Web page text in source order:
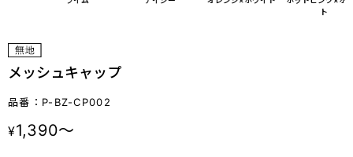
ト
メッシュキャップ
品番：P-BZ-CP002
¥1,390～